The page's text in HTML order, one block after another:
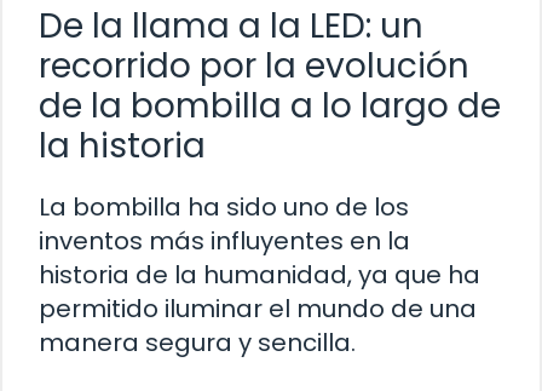
De la llama a la LED: un
recorrido por la evolución
de la bombilla a lo largo de
la historia
La bombilla ha sido uno de los
inventos más influyentes en la
historia de la humanidad, ya que ha
permitido iluminar el mundo de una
manera segura y sencilla.